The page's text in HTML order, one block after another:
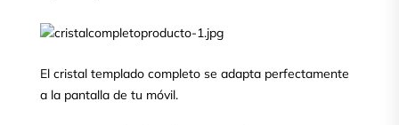
El cristal templado completo se adapta perfectamente
a la pantalla de tu móvil.